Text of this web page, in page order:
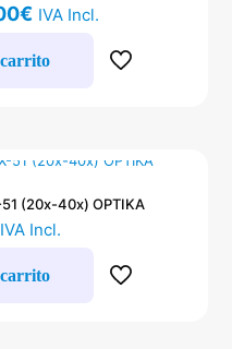
€El
actual
IVA Incl.
(20x-40x) OPTIKA
IVA Incl.